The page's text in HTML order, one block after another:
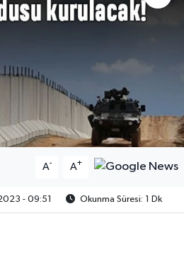
A- A+
- 09:51 Okunma Süresi: 1 Dk